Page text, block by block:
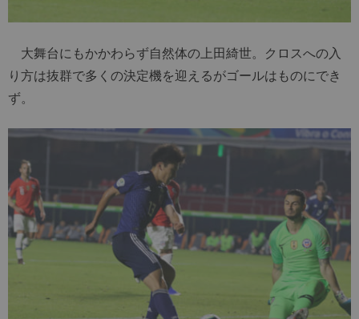
大舞台にもかかわらず自然体の上田綺世。クロスへの入
り方は抜群で多くの決定機を迎えるがゴールはものにでき
ず。